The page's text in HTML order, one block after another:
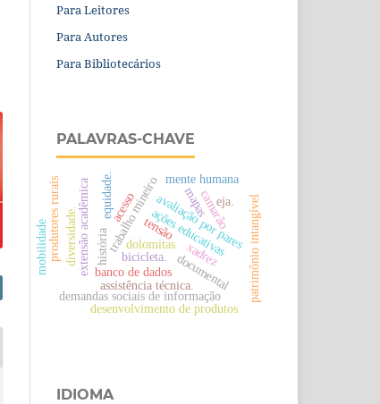
Para Leitores
Para Autores
Para Bibliotecários
PALAVRAS-CHAVE
avaliação por pares
trabalho mineiro
dolomitas
documental
extensão acadêmica
demandas sociais de informação
história
diversidade.
produtores rurais
assistência técnica.
mapas
banco de dados
mobilidade bicicleta.
desenvolvimento de produtos
patrimônio intangível
ações educativas
camarão
xadrez
mente humana
tensão
eja.
acesso
equidade.
IDIOMA